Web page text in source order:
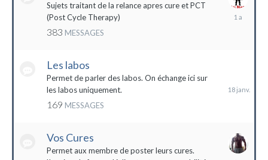
Sujets traitant de la relance apres cure et PCT
(Post Cycle Therapy)
383 MESSAGES
13
Les labos
Permet de parler des labos. On échange ici sur
les labos uniquement.
169 MESSAGES
Vos Cures
Permet aux membre de poster leurs cures.